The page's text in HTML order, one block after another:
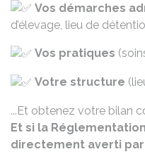
Vos démarches
d’élevage, lieu de
Vos pratiques
Votre structure
...Et obtenez votre bilan
Et si la
directement averti